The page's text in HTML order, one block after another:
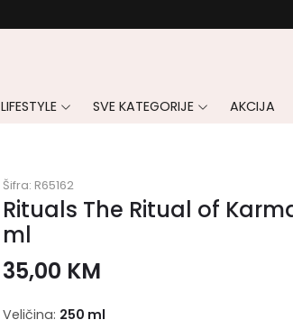
LIFESTYLE SVE KATEGORIJE AKCIJA
Šifra: R65162
Rituals The Ritual of
ml
35,00 KM
Veličina: 250 ml